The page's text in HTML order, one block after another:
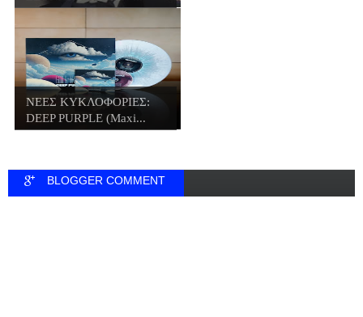
ΝΕΕΣ ΚΥΚΛΟΦΟΡΙΕΣ:
DEEP PURPLE (Maxi...
BLOGGER COMMENT